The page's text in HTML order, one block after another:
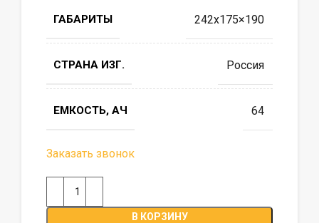
ГАБАРИТЫ 242х175×190
СТРАНА ИЗГ. Россия
ЕМКОСТЬ, АЧ 64
Заказать звонок
В КОРЗИНУ